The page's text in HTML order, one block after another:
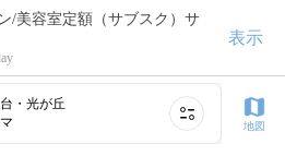
/美容室定額（サブスク）サ
表示
・光が丘
地図